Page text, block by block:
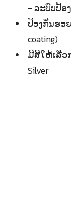
- ລະບົບປ້ອ
ປ້ອງກັນຮອ
coating)
ມີສີໃຫ້ເລືອກ
Silver